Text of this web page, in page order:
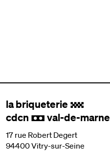
la briqueterie .
cdcn , val-de-marne
17 rue Robert Degert
94400 Vitry-sur-Seine